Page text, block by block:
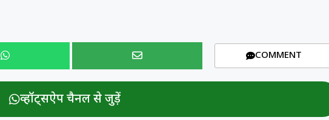
COMMENT
व्हॉट्सऐप चैनल से जुड़ें